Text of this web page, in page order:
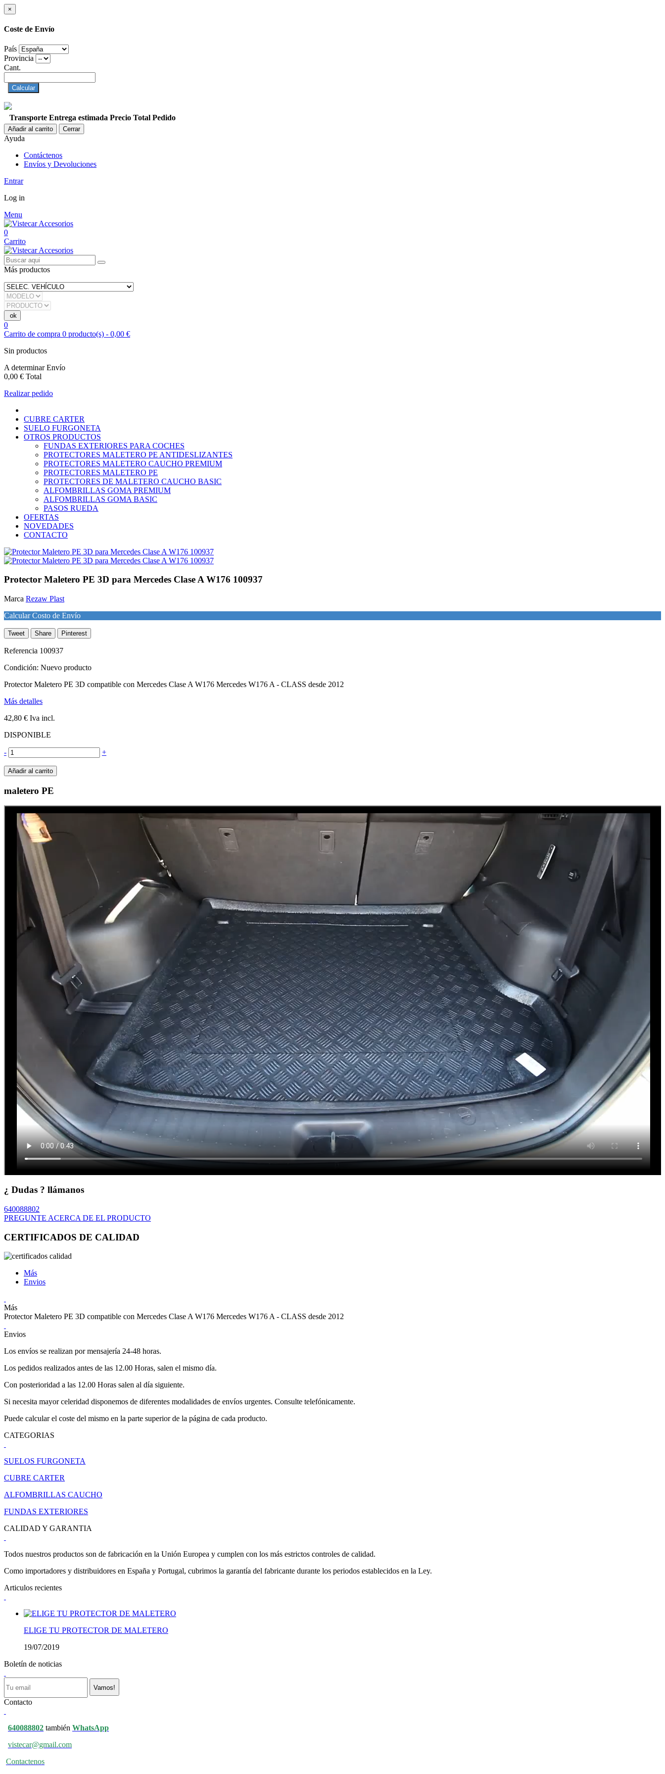
×
Coste de Envío
País
Provincia
Cant.
Calcular
Transporte Entrega estimada Precio Total Pedido
Añadir al carrito Cerrar
Ayuda
Contáctenos
Envíos y Devoluciones
Entrar
Log in
Menu
0
Carrito
Más productos
0
Carrito de compra 0 producto(s) - 0,00 €
Sin productos
A determinarEnvío
0,00 € Total
Realizar pedido
CUBRE CARTER
SUELO FURGONETA
OTROS PRODUCTOS
FUNDAS EXTERIORES PARA COCHES
PROTECTORES MALETERO PE ANTIDESLIZANTES
PROTECTORES MALETERO CAUCHO PREMIUM
PROTECTORES MALETERO PE
PROTECTORES DE MALETERO CAUCHO BASIC
ALFOMBRILLAS GOMA PREMIUM
ALFOMBRILLAS GOMA BASIC
PASOS RUEDA
OFERTAS
NOVEDADES
CONTACTO
Protector Maletero PE 3D para Mercedes Clase A W176 100937
Marca Rezaw Plast
Calcular Costo de Envío
Tweet Share Pinterest
Referencia 100937
Condición: Nuevo producto
Protector Maletero PE 3D compatible con Mercedes Clase A W176 Mercedes W176 A - CLASS desde 2012
Más detalles
42,80 € Iva incl.
DISPONIBLE
- +
Añadir al carrito
maletero PE
¿ Dudas ? llámanos
640088802
PREGUNTE ACERCA DE EL PRODUCTO
CERTIFICADOS DE CALIDAD
Más
Envios
Más
Protector Maletero PE 3D compatible con Mercedes Clase A W176 Mercedes W176 A - CLASS desde 2012
Envios
Los envíos se realizan por mensajería 24-48 horas.
Los pedidos realizados antes de las 12.00 Horas, salen el mismo día.
Con posterioridad a las 12.00 Horas salen al día siguiente.
Si necesita mayor celeridad disponemos de diferentes modalidades de envíos urgentes. Consulte telefónicamente.
Puede calcular el coste del mismo en la parte superior de la página de cada producto.
CATEGORIAS
SUELOS FURGONETA
CUBRE CARTER
ALFOMBRILLAS CAUCHO
FUNDAS EXTERIORES
CALIDAD Y GARANTIA
Todos nuestros productos son de fabricación en la Unión Europea y cumplen con los más estrictos controles de calidad.
Como importadores y distribuidores en España y Portugal, cubrimos la garantía del fabricante durante los periodos establecidos en la Ley.
Articulos recientes
ELIGE TU PROTECTOR DE MALETERO
19/07/2019
Boletín de noticias
Vamos!
Contacto
640088802 también WhatsApp
vistecar@gmail.com
Contactenos